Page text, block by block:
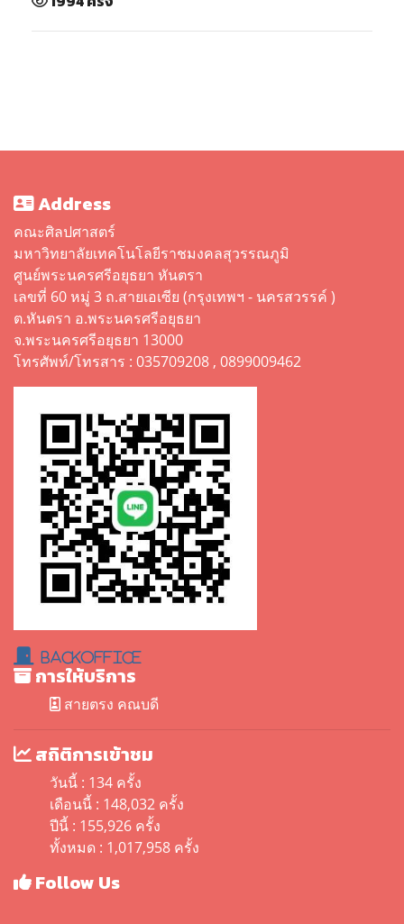
Address
คณะศิลปศาสตร์
มหาวิทยาลัยเทคโนโลยีราชมงคลสุวรรณภูมิ
ศูนย์พระนครศรีอยุธยา หันตรา
เลขที่ 60 หมู่ 3 ถ.สายเอเซีย (กรุงเทพฯ - นครสวรรค์ )
ต.หันตรา อ.พระนครศรีอยุธยา
จ.พระนครศรีอยุธยา 13000
โทรศัพท์/โทรสาร : 035709208 , 0899009462
BackOffice
การให้บริการ
สายตรง คณบดี
สถิติการเข้าชม
วันนี้ : 134 ครั้ง
เดือนนี้ : 148,032 ครั้ง
ปีนี้ : 155,926 ครั้ง
ทั้งหมด : 1,017,958 ครั้ง
Follow Us